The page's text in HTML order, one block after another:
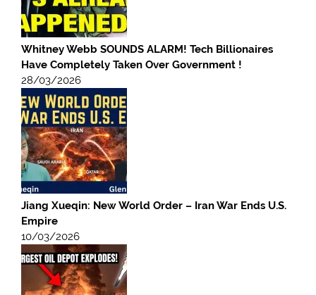
Whitney Webb SOUNDS ALARM! Tech Billionaires
Have Completely Taken Over Government !
28/03/2026
Jiang Xueqin: New World Order – Iran War Ends U.S.
Empire
10/03/2026